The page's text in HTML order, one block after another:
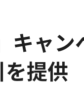
キャン
提供